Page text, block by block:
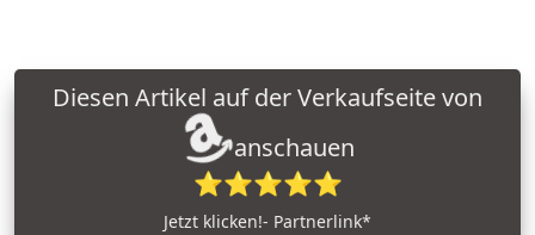
anschauen
⭐⭐⭐⭐⭐
Jetzt klicken!- Partnerlink*